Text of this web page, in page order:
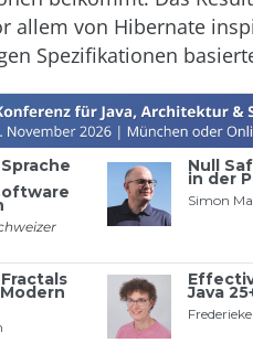
allem von Hibernate
Spezifikationen